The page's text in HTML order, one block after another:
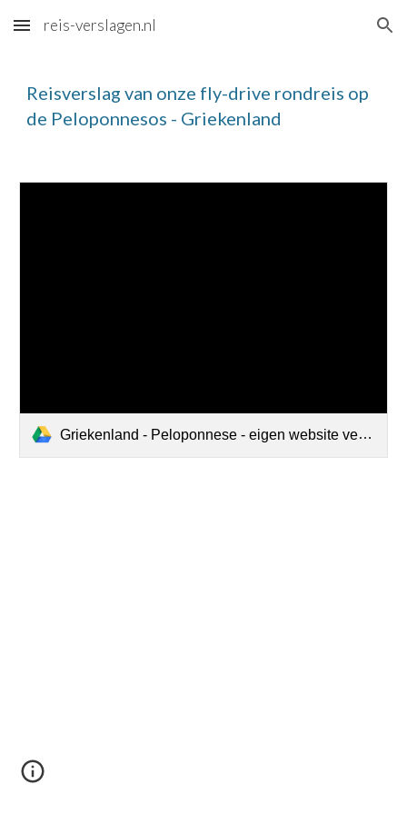
Skip to main content Skip to navigation
reis-verslagen.nl
Reisverslag van onze fly-drive rondreis op
de Peloponnesos - Griekenland
Griekenland - Peloponnese - eigen website versie.pdf